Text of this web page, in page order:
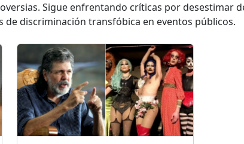
Sigue enfrentando críticas por desestimar
de discriminación transfóbica en eventos públicos.